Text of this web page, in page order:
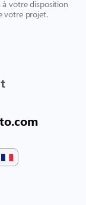
à votre disposition
votre projet.